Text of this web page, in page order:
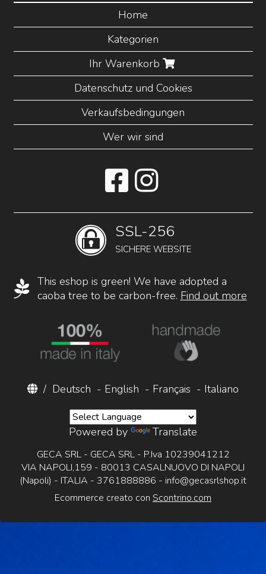
Home
Kategorien
Ihr Warenkorb
Datenschutz und Cookies
Verkaufsbedingungen
Wer wir sind
SSL-256
SICHERE WEBSITE
This eshop is green! We have adopted a
caoba tree to be carbon-free. Find out more
/ Deutsch - English - Français - Italiano
Powered by Translate
GECA SRL - GECA SRL - P.Iva 10239041212
VIA NAPOLI,159 - 80013 CASALNUOVO DI NAPOLI
(Napoli) - ITALIA - 3761888886 - info@gecasrlshop.it
Ecommerce creato con Scontrino.com